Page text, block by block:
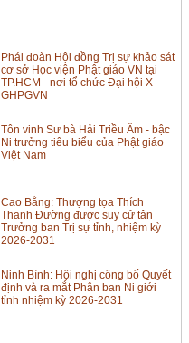
Phái đoàn Hội đồng Trị sự khảo sát
cơ sở Học viện Phật giáo VN tại
TP.HCM - nơi tổ chức Đại hội X
GHPGVN
Tôn vinh Sư bà Hải Triều Âm - bậc
Ni trưởng tiêu biểu của Phật giáo
Việt Nam
Cao Bằng: Thượng tọa Thích
Thanh Đường được suy cử tân
Trưởng ban Trị sự tỉnh, nhiệm kỳ
2026-2031
Ninh Bình: Hội nghị công bố Quyết
định và ra mắt Phân ban Ni giới
tỉnh nhiệm kỳ 2026-2031